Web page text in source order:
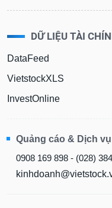
DỮ LIỆU TÀI
DataFeed
VietstockXLS
InvestOnline
Quảng cáo & Dịch vụ
0908 169 898 - (028)